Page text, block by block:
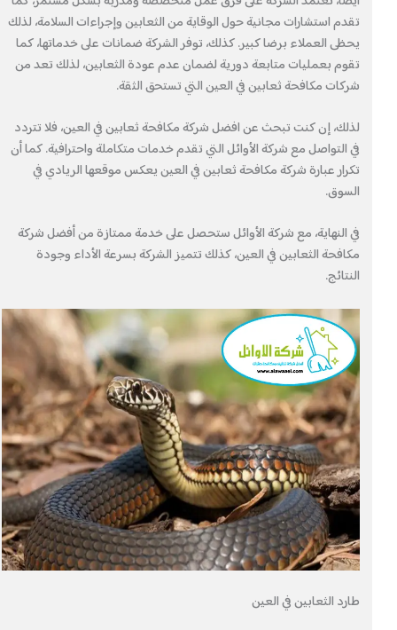
تقدم استشارات مجانية حول الوقاية من الثعابين وإجراءات السلامة، لذلك
يحظى العملاء برضا كبير. كذلك، توفر الشركة ضمانات على خدماتها، كما
تقوم بعمليات متابعة دورية لضمان عدم عودة الثعابين، لذلك تعد من
شركات مكافحة ثعابين في العين التي تستحق الثقة.
لذلك، إن كنت تبحث عن افضل شركة مكافحة ثعابين في العين، فلا تتردد
في التواصل مع شركة الأوائل التي تقدم خدمات متكاملة واحترافية. كما أن
تكرار عبارة شركة مكافحة ثعابين في العين يعكس موقعها الريادي في
السوق.
في النهاية، مع شركة الأوائل ستحصل على خدمة ممتازة من أفضل شركة
مكافحة الثعابين في العين، كذلك تتميز الشركة بسرعة الأداء وجودة
النتائج.
طارد الثعابين في العين